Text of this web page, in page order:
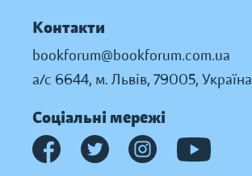
Контакти
bookforum@bookforum.com.ua
а/с 6644, м. Львів, 79005, Україна
Соціальні мережі